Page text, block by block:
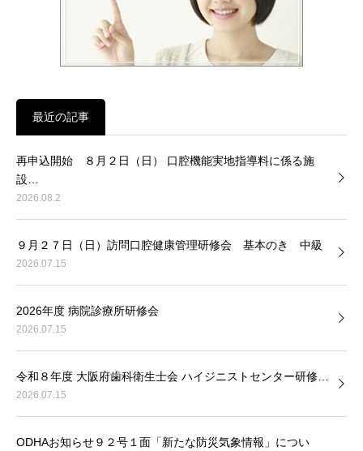
最近の記事
再申込開始 ８月２日（日） 口腔機能実地指導料に係る施
設…
2026.08.2
９月２７日（日）訪問口腔健康管理研修会 基本のき 中級
2026.07.15
2026年度 病院診療所研修会
2026.07.15
令和８年度 大阪府歯科衛生士会 ハイジニストセンター研修…
2026.07.15
ODHAお知らせ９２号１面「新たな防災気象情報」につい